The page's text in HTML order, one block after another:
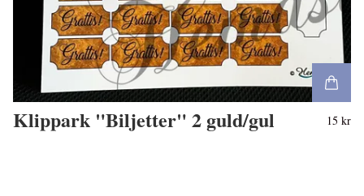
Klippark "Biljetter" 2 guld/gul 15 kr